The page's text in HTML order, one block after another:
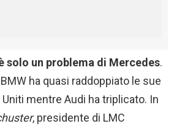
solo un problema di Mercedes.
ha quasi raddoppiato le sue
mentre Audi ha triplicato. In
, presidente di LMC